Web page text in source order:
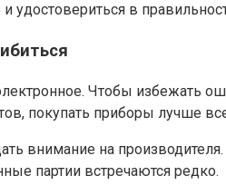
в
Чтобы избежать
покупать приборы лучше
внимание на
партии встречаются редко.